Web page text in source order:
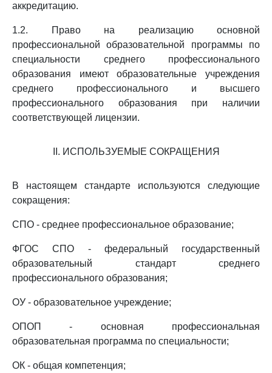
аккредитацию.
1.2. Право на реализацию основной
профессиональной образовательной программы по
специальности среднего профессионального
образования имеют образовательные учреждения
среднего профессионального и высшего
профессионального образования при наличии
соответствующей лицензии.
II. ИСПОЛЬЗУЕМЫЕ СОКРАЩЕНИЯ
В настоящем стандарте используются следующие
сокращения:
СПО - среднее профессиональное образование;
ФГОС СПО - федеральный государственный
образовательный стандарт среднего
профессионального образования;
ОУ - образовательное учреждение;
ОПОП - основная профессиональная
образовательная программа по специальности;
ОК - общая компетенция;